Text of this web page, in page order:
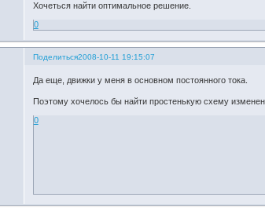
Хочеться найти оптимальное решение.
0
Поделиться2008-10-11 19:15:07
Да еще, движки у меня в основном постоянного тока.
Поэтому хочелось бы найти простенькую схему
0